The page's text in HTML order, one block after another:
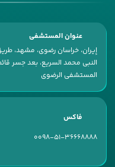
عنوان المستشفى
إیران، خراسان رضوی، مشهد، طریق
النبی محمد السریع، بعد جسر قائم،
المستشفى الرضوی
فاكس
0098-51-36668888